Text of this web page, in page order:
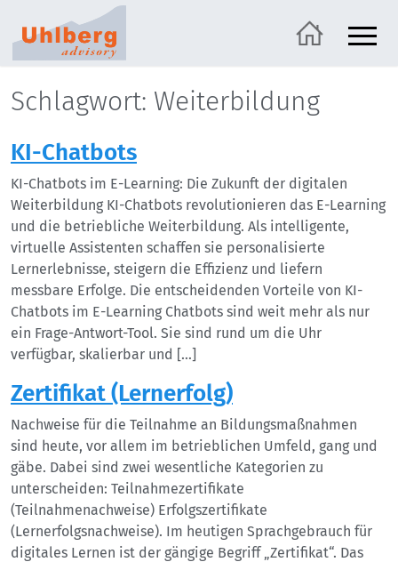
Schlagwort: Weiterbildung
KI-Chatbots
KI-Chatbots im E-Learning: Die Zukunft der digitalen
Weiterbildung KI-Chatbots revolutionieren das E-Learning
und die betriebliche Weiterbildung. Als intelligente,
virtuelle Assistenten schaffen sie personalisierte
Lernerlebnisse, steigern die Effizienz und liefern
messbare Erfolge. Die entscheidenden Vorteile von KI-
Chatbots im E-Learning Chatbots sind weit mehr als nur
ein Frage-Antwort-Tool. Sie sind rund um die Uhr
verfügbar, skalierbar und […]
Zertifikat (Lernerfolg)
Nachweise für die Teilnahme an Bildungsmaßnahmen
sind heute, vor allem im betrieblichen Umfeld, gang und
gäbe. Dabei sind zwei wesentliche Kategorien zu
unterscheiden: Teilnahmezertifikate
(Teilnahmenachweise) Erfolgszertifikate
(Lernerfolgsnachweise). Im heutigen Sprachgebrauch für
digitales Lernen ist der gängige Begriff „Zertifikat“. Das